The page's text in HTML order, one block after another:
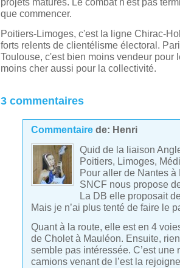
que commencer.
Poitiers-Limoges, c'est la ligne Chirac-
forts relents de clientélisme électoral.
Toulouse, c'est bien moins vendeur pour
moins cher aussi pour la collectivité.
3 commentaires
Commentairede: Henri
Quid de la liaison
Poitiers, Limoges,
Pour aller de Nantes
SNCF nous propose
La DB elle proposait
Mais je n’ai plus tenté de faire le
Quant à la route, elle est en 4
de Cholet à Mauléon. Ensuite,
semble pas intéressée. C’est une
camions venant de l’est la